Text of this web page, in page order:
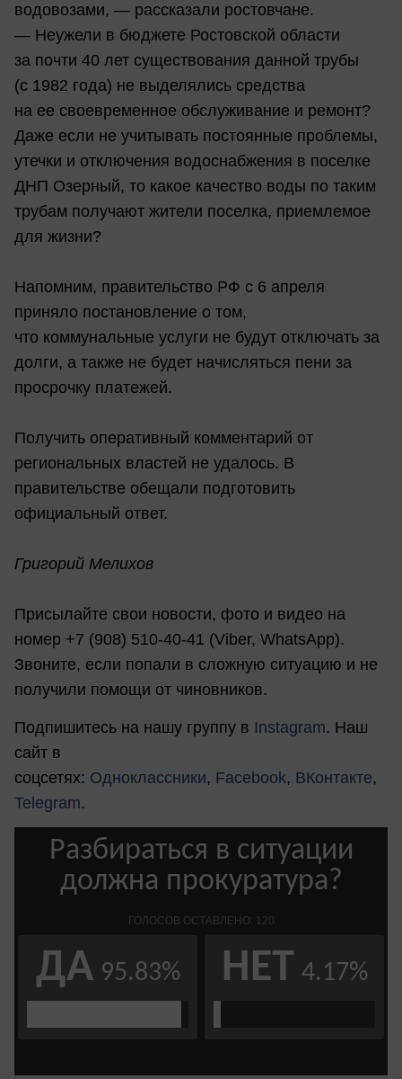
водовозами, — рассказали ростовчане.
— Неужели в бюджете Ростовской области
за почти 40 лет существования данной трубы
(с 1982 года) не выделялись средства
на ее своевременное обслуживание и ремонт?
Даже если не учитывать постоянные проблемы,
утечки и отключения водоснабжения в поселке
ДНП Озерный, то какое качество воды по таким
трубам получают жители поселка, приемлемое
для жизни?
Напомним, правительство РФ с 6 апреля
приняло постановление о том,
что коммунальные услуги не будут отключать за
долги, а также не будет начисляться пени за
просрочку платежей.
Получить оперативный комментарий от
региональных властей не удалось. В
правительстве обещали подготовить
официальный ответ.
Григорий Мелихов
Присылайте свои новости, фото и видео на
номер +7 (908) 510-40-41 (Viber, WhatsApp).
Звоните, если попали в сложную ситуацию и не
получили помощи от чиновников.
Подпишитесь на нашу группу в Instagram. Наш
сайт в
соцсетях: Одноклассники, Facebook, ВКонтакте,
Telegram.